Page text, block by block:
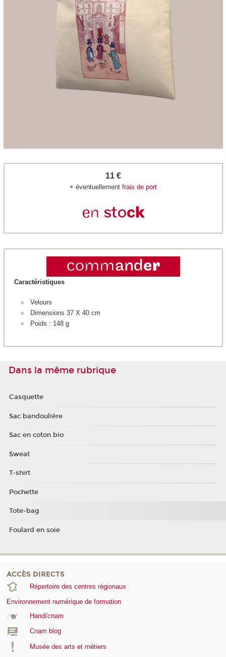
11 €
+ éventuellement frais de port
Caractéristiques
Velours
Dimensions 37 X 40 cm
Poids : 148 g
Dans la même rubrique
Casquette
Sac bandoulière
Sac en coton bio
Sweat
T-shirt
Pochette
Tote-bag
Foulard en soie
ACCÈS DIRECTS
Répertoire des centres régionaux
Environnement numérique de formation
Handi'cnam
Cnam blog
Musée des arts et métiers